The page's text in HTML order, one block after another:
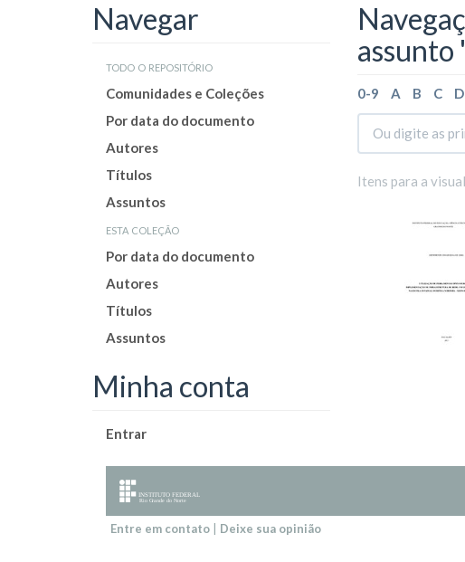
Navegar
todo o repositório
Comunidades e Coleções
Por data do documento
Autores
Títulos
Assuntos
esta coleção
Por data do documento
Autores
Títulos
Assuntos
Minha conta
Entrar
assunto
0-9 A B C D
Itens para a
Entre em contato Deixe sua opinião